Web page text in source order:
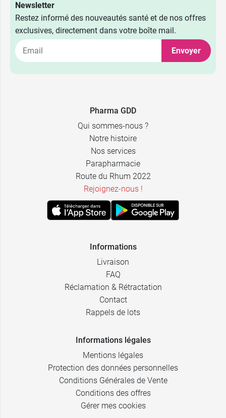
40 ml
Newsletter
Restez informé des nouveautés santé et de nos offres
exclusives, directement dans votre boîte mail.
Envoyer
Pharma GDD
Qui sommes-nous ?
Notre histoire
Nos services
Parapharmacie
Route du Rhum 2022
Rejoignez-nous !
Informations
Livraison
FAQ
Réclamation & Rétractation
Contact
Rappels de lots
Informations légales
Mentions légales
Protection des données personnelles
Conditions Générales de Vente
Conditions des offres
Gérer mes cookies